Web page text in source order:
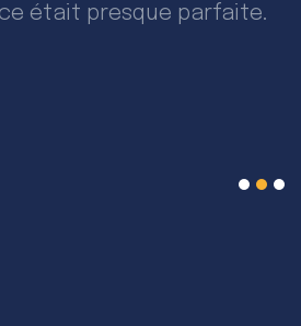
était presque parfaite.